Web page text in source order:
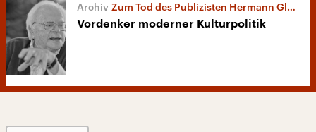
Zum Tod des Publizisten Hermann Glaser
Vordenker moderner Kulturpolitik